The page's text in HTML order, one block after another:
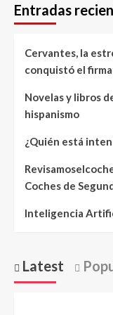
Entradas
Cervantes, la
conquistó el
Novelas y libros
hispanismo
¿Quién está
Coches de
Inteligencia
Latest